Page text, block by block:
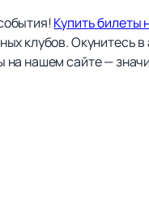
Купить
клубов. Окунитесь
нашем сайте —